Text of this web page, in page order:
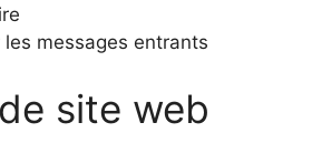
les messages entrants
site web